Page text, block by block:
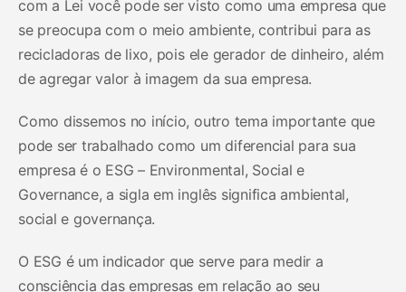
com a Lei você pode ser visto como uma empresa que
se preocupa com o meio ambiente, contribui para as
recicladoras de lixo, pois ele gerador de dinheiro, além
de agregar valor à imagem da sua empresa.
Como dissemos no início, outro tema importante que
pode ser trabalhado como um diferencial para sua
empresa é o ESG – Environmental, Social e
Governance, a sigla em inglês significa ambiental,
social e governança.
O ESG é um indicador que serve para medir a
consciência das empresas em relação ao seu